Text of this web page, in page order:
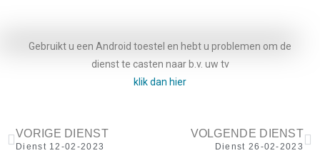
Gebruikt u een Android toestel en hebt u problemen om de
dienst te casten naar b.v. uw tv
klik dan hier
VORIGE DIENST
Dienst 12-02-2023
VOLGENDE DIENST
Dienst 26-02-2023